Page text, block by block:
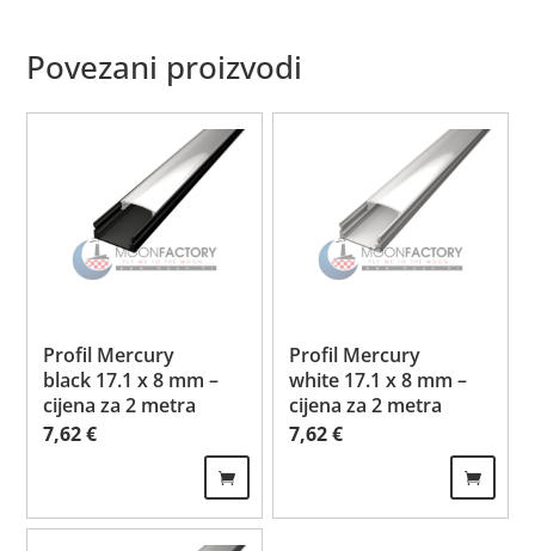
Povezani proizvodi
Profil Mercury
black 17.1 x 8 mm –
cijena za 2 metra
7,62€
Profil Mercury
white 17.1 x 8 mm –
cijena za 2 metra
7,62€